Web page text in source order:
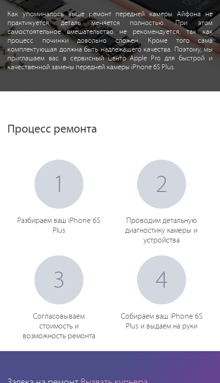
Как упоминалось выше ремонт передней камеры Айфона не
практикуется, деталь меняется полностью. При этом
самостоятельное вмешательство не рекомендуется, так как
процесс починки довольно сложен. Кроме того сама
комплектующая должна быть надлежащего качества. Поэтому, мы
приглашаем вас в сервисный центр Apple Pro для быстрой и
качественной замены передней камеры iPhone 6S Plus.
Процесс ремонта
1
Разбираем ваш iPhone 6S
Plus
2
Проводим детальную
диагностику камеры и
устройства
3
Согласовываем
стоимость и
возможность ремонта
4
Собираем ваш iPhone 6S
Plus и выдаем на руки